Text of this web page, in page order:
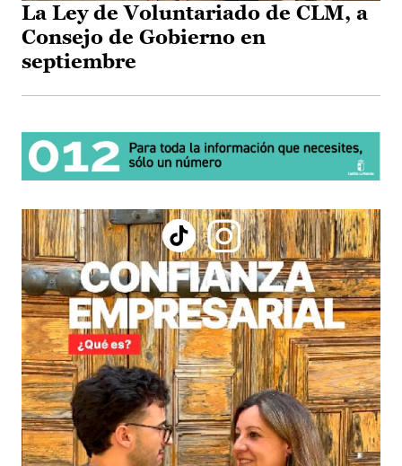
La Ley de Voluntariado de CLM, a
Consejo de Gobierno en
septiembre